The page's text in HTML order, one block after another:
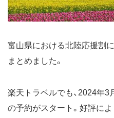
富山県における北陸応援割
まとめました。
楽天トラベルでも、2024年3
の予約がスタート。好評に